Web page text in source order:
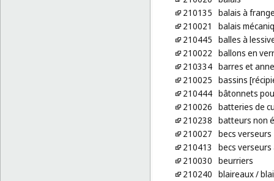
210135 balais à
210021
balais
210445 balles à
210022 ballons en
210334 barres et
210025 bassins
210444 bâtonnets
210026 batteries de
210238 batteurs non
210027 becs verseurs
210413
becs verseurs
210030 beurriers
210240 blaireaux/